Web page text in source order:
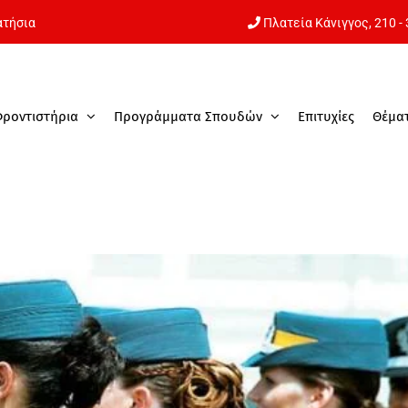
Πλατεία Κάνιγγος,210 -
Προγράμματα Σπουδών Επιτυχίες